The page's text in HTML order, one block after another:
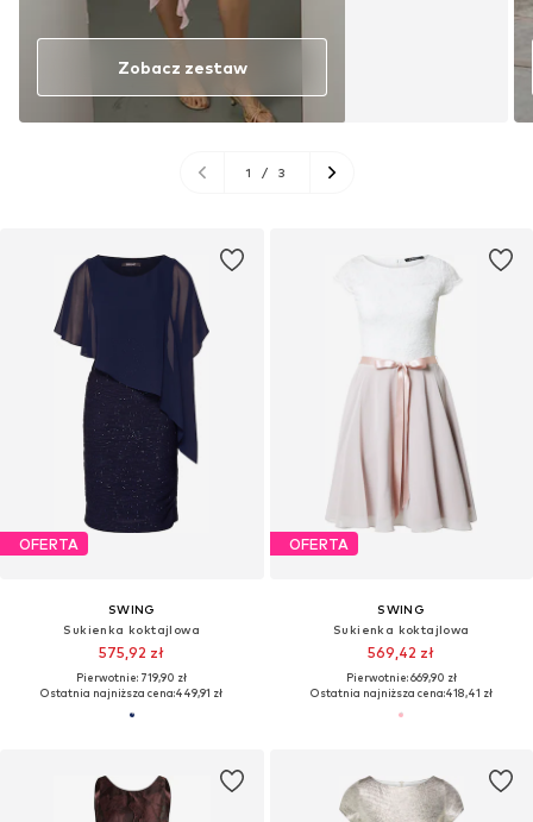
Zobacz zestaw
1 / 3
OFERTA
SWING
Sukienka koktajlowa
575,92 zł
Pierwotnie: 719,90 zł
Ostatnia najniższa cena:449,91 zł
OFERTA
SWING
Sukienka koktajlowa
569,42 zł
Pierwotnie: 669,90 zł
Ostatnia najniższa cena:418,41 zł